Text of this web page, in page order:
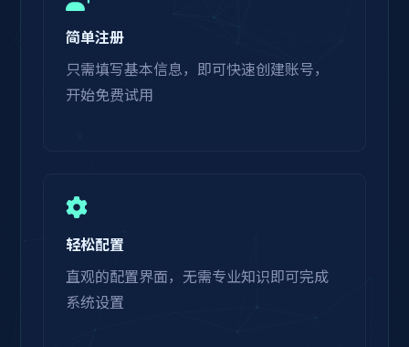
简单注册
只需填写基本信息，即可快速创建账号，
开始免费试用
轻松配置
直观的配置界面，无需专业知识即可完成
系统设置